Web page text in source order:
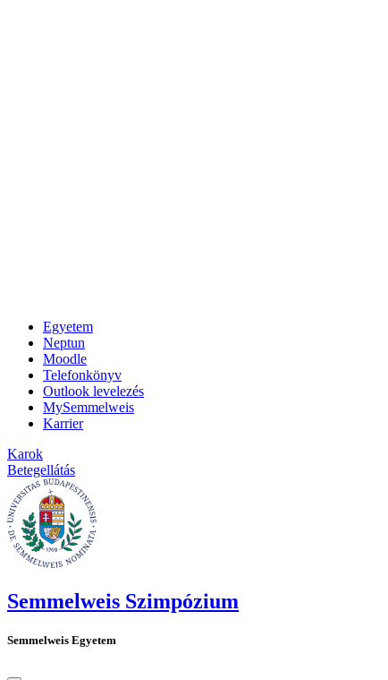
Egyetem
Neptun
Moodle
Telefonkönyv
Outlook levelezés
MySemmelweis
Karrier
Karok
Betegellátás
Semmelweis Szimpózium
Semmelweis Egyetem